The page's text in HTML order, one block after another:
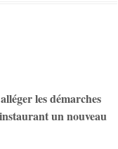
les démarches
un nouveau